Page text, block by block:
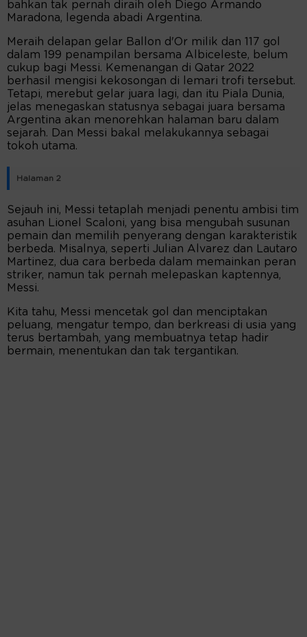
bahkan tak pernah diraih oleh Diego Armando
Maradona, legenda abadi Argentina.
Meraih delapan gelar Ballon d'Or milik dan 117 gol
dalam 199 penampilan bersama Albiceleste, belum
cukup bagi Messi. Kemenangan di Qatar 2022
berhasil mengisi kekosongan di lemari trofi tersebut.
Tetapi, merebut gelar juara lagi, dan itu Piala Dunia,
jelas menegaskan statusnya sebagai juara bersama
Argentina akan menorehkan halaman baru dalam
sejarah. Dan Messi bakal melakukannya sebagai
tokoh utama.
Halaman 2
Sejauh ini, Messi tetaplah menjadi penentu ambisi tim
asuhan Lionel Scaloni, yang bisa mengubah susunan
pemain dan memilih penyerang dengan karakteristik
berbeda. Misalnya, seperti Julian Alvarez dan Lautaro
Martinez, dua cara berbeda dalam memainkan peran
striker, namun tak pernah melepaskan kaptennya,
Messi.
Kita tahu, Messi mencetak gol dan menciptakan
peluang, mengatur tempo, dan berkreasi di usia yang
terus bertambah, yang membuatnya tetap hadir
bermain, menentukan dan tak tergantikan.